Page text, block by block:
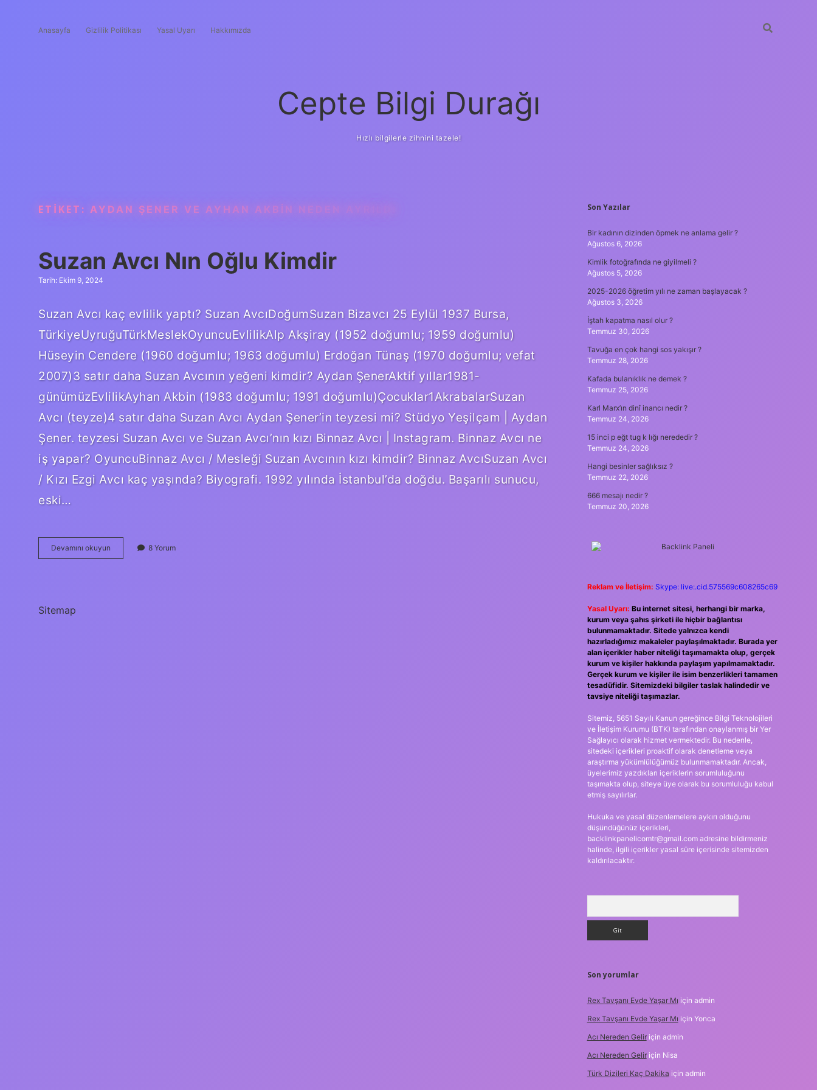
Anasayfa Gizlilik Politikası Yasal Uyarı Hakkımızda
Cepte Bilgi Durağı
Hızlı bilgilerle zihnini tazele!
ETIKET: AYDAN ŞENER VE AYHAN AKBIN NEDEN AYRILDI
Suzan Avcı Nın Oğlu Kimdir
Tarih: Ekim 9, 2024
Suzan Avcı kaç evlilik yaptı? Suzan AvcıDoğumSuzan Bizavcı 25 Eylül 1937 Bursa,
TürkiyeUyruğuTürkMeslekOyuncuEvlilikAlp Akşiray (1952 doğumlu; 1959 doğumlu)
Hüseyin Cendere (1960 doğumlu; 1963 doğumlu) Erdoğan Tünaş (1970 doğumlu; vefat
2007)3 satır daha Suzan Avcının yeğeni kimdir? Aydan ŞenerAktif yıllar1981-
günümüzEvlilikAyhan Akbin (1983 doğumlu; 1991 doğumlu)Çocuklar1AkrabalarSuzan
Avcı (teyze)4 satır daha Suzan Avcı Aydan Şener’in teyzesi mi? Stüdyo Yeşilçam | Aydan
Şener. teyzesi Suzan Avcı ve Suzan Avcı’nın kızı Binnaz Avcı | Instagram. Binnaz Avcı ne
iş yapar? OyuncuBinnaz Avcı / Mesleği Suzan Avcının kızı kimdir? Binnaz AvcıSuzan Avcı
/ Kızı Ezgi Avcı kaç yaşında? Biyografi. 1992 yılında İstanbul’da doğdu. Başarılı sunucu,
eski…
Devamını okuyun
Avcı
8 Yorum
Sitemap
SIDEBAR
Son Yazılar
Bir kadının dizinden öpmek ne anlama gelir ?
Ağustos 6, 2026
Kimlik fotoğrafında ne giyilmeli ?
Ağustos 5, 2026
2025-2026 öğretim yılı ne zaman başlayacak ?
Ağustos 3, 2026
İştah kapatma nasıl olur ?
Temmuz 30, 2026
Tavuğa en çok hangi sos yakışır ?
Temmuz 28, 2026
Kafada bulanıklık ne demek ?
Temmuz 25, 2026
Karl Marx’ın dinî inancı nedir ?
Temmuz 24, 2026
15 inci p eğt tug k lığı nerededir ?
Temmuz 24, 2026
Hangi besinler sağlıksız ?
Temmuz 22, 2026
666 mesajı nedir ?
Temmuz 20, 2026
Reklam ve İletişim: Skype: live:.cid.575569c608265c69
Yasal Uyarı: Bu internet sitesi, herhangi bir marka,
kurum veya şahıs şirketi ile hiçbir bağlantısı
bulunmamaktadır. Sitede yalnızca kendi
hazırladığımız makaleler paylaşılmaktadır. Burada yer
alan içerikler haber niteliği taşımamakta olup, gerçek
kurum ve kişiler hakkında paylaşım yapılmamaktadır.
Gerçek kurum ve kişiler ile isim benzerlikleri tamamen
tesadüfidir. Sitemizdeki bilgiler taslak halindedir ve
tavsiye niteliği taşımazlar.
Sitemiz, 5651 Sayılı Kanun gereğince Bilgi Teknolojileri
ve İletişim Kurumu (BTK) tarafından onaylanmış bir Yer
Sağlayıcı olarak hizmet vermektedir. Bu nedenle,
sitedeki içerikleri proaktif olarak denetleme veya
araştırma yükümlülüğümüz bulunmamaktadır. Ancak,
üyelerimiz yazdıkları içeriklerin sorumluluğunu
taşımakta olup, siteye üye olarak bu sorumluluğu kabul
etmiş sayılırlar.
Hukuka ve yasal düzenlemelere aykırı olduğunu
düşündüğünüz içerikleri,
backlinkpanelicomtr@gmail.comadresine bildirmeniz
halinde, ilgili içerikler yasal süre içerisinde sitemizden
kaldırılacaktır.
Son yorumlar
Rex Tavşanı Evde Yaşar Mı için admin
Rex Tavşanı Evde Yaşar Mı için Yonca
Acı Nereden Geliriçin admin
Acı Nereden Geliriçin Nisa
Türk Dizileri Kaç Dakika için admin